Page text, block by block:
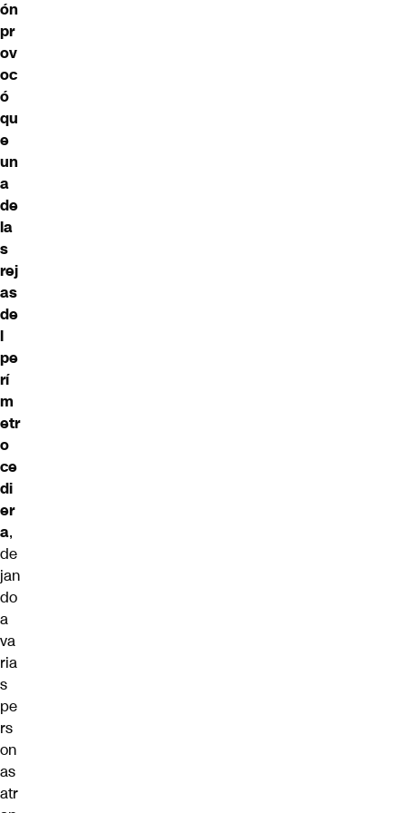
ón
pr
ov
oc
ó
qu
e
un
a
de
la
s
rej
as
de
l
pe
rí
m
etr
o
ce
di
er
a,
de
jan
do
a
va
ria
s
pe
rs
on
as
atr